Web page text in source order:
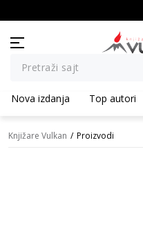
Pretraži sajt
Nova izdanja Top autori
Knjižare Vulkan Proizvodi